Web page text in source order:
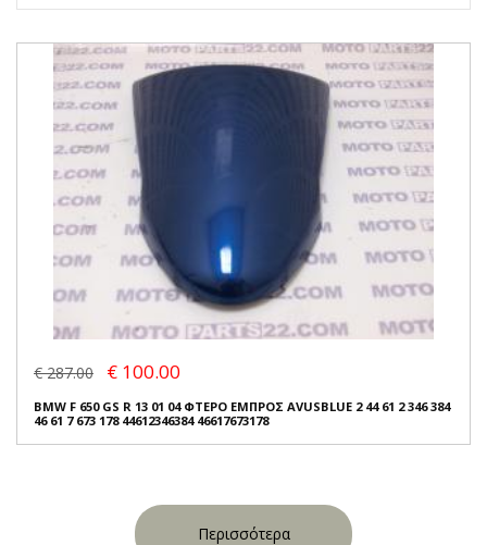
€ 287.00 € 100.00
BMW F 650 GS R 13 01 04 ΦΤΕΡΟ ΕΜΠΡΟΣ AVUSBLUE 2 44 61 2 346 384
46 61 7 673 178 44612346384 46617673178
Περισσότερα